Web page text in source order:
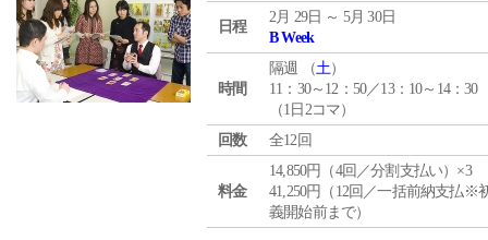
日程
2月 29日 ～ 5月 30日
B Week
時間
隔週 （土）
11：30～12：50／13：10～14：30
（1日2コマ）
回数
全12回
料金
14,850円（4回／分割支払い）×3
41,250円（12回／一括前納支払※
義開始前まで）